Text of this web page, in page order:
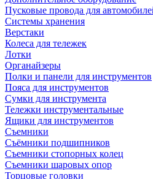
Пусковые провода для
Системы хранения
Верстаки
Колеса для тележек
Лотки
Органайзеры
Полки и панели для инструментов
Пояса для инструментов
Сумки для инструмента
Тележки инструментальные
Ящики для инструментов
Съемники
Съёмники подшипников
Съемники стопорных колец
Съемники шаровых опор
Торцовые головки